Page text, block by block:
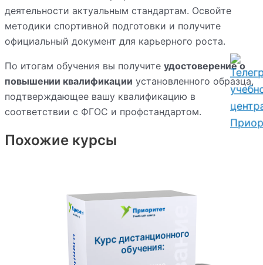
деятельности актуальным стандартам. Освойте
методики спортивной подготовки и получите
официальный документ для карьерного роста.
По итогам обучения вы получите удостоверение о
повышении квалификации установленного образца,
подтверждающее вашу квалификацию в
соответствии с ФГОС и профстандартом.
Похожие курсы
Курс дистанционного
обучения: